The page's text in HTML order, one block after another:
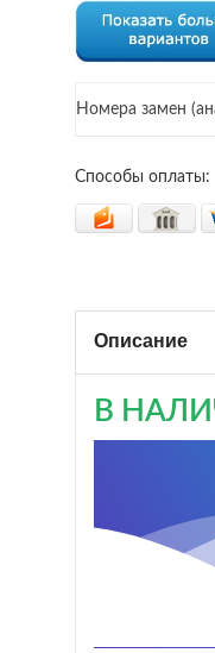
Номера замен
Способы оплаты:
Описание
В